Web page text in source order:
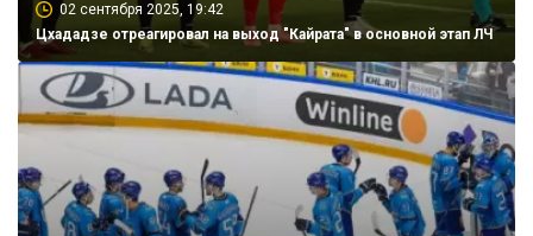
02 сентября 2025, 19:42
Цхададзе отреагировал на выход "Кайрата" в основной этап ЛЧ